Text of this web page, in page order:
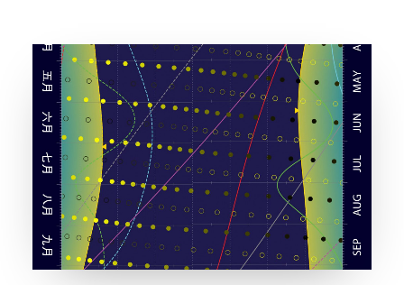
社交平台
字型大小